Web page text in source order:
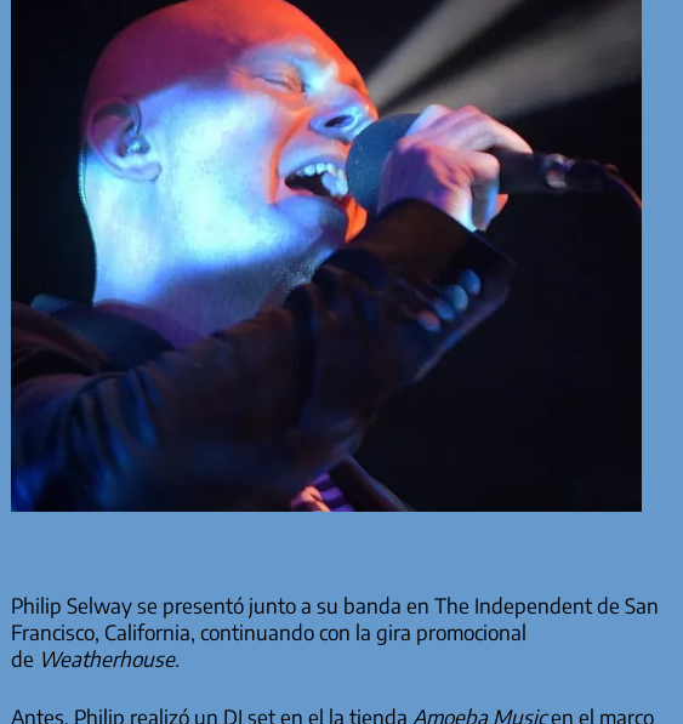
Philip Selway se presentó junto a su banda en The Independent de San
Francisco, California, continuando con la gira promocional
de Weatherhouse.
Antes, Philip realizó un DJ set en el la tienda Amoeba Musicen el marco